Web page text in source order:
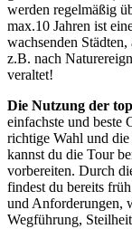
werden regelmäßig
max.10 Jahren ist
wachsenden
z.B. nach
veraltet!
Die Nutzung der
einfachste und beste
richtige Wahl und
kannst du die Tour
vorbereiten. Durch
findest du bereits
und Anforderungen,
Wegführung,